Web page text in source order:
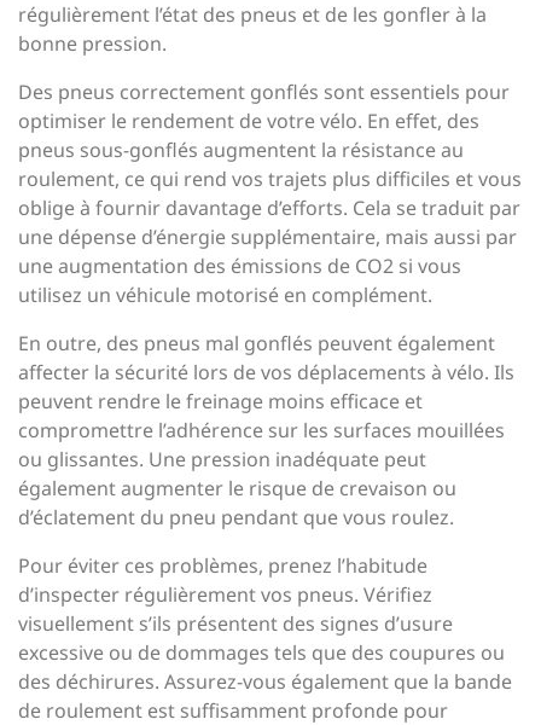
régulièrement l’état des pneus et de les gonfler à la
bonne pression.
Des pneus correctement gonflés sont essentiels pour
optimiser le rendement de votre vélo. En effet, des
pneus sous-gonflés augmentent la résistance au
roulement, ce qui rend vos trajets plus difficiles et vous
oblige à fournir davantage d’efforts. Cela se traduit par
une dépense d’énergie supplémentaire, mais aussi par
une augmentation des émissions de CO2 si vous
utilisez un véhicule motorisé en complément.
En outre, des pneus mal gonflés peuvent également
affecter la sécurité lors de vos déplacements à vélo. Ils
peuvent rendre le freinage moins efficace et
compromettre l’adhérence sur les surfaces mouillées
ou glissantes. Une pression inadéquate peut
également augmenter le risque de crevaison ou
d’éclatement du pneu pendant que vous roulez.
Pour éviter ces problèmes, prenez l’habitude
d’inspecter régulièrement vos pneus. Vérifiez
visuellement s’ils présentent des signes d’usure
excessive ou de dommages tels que des coupures ou
des déchirures. Assurez-vous également que la bande
de roulement est suffisamment profonde pour